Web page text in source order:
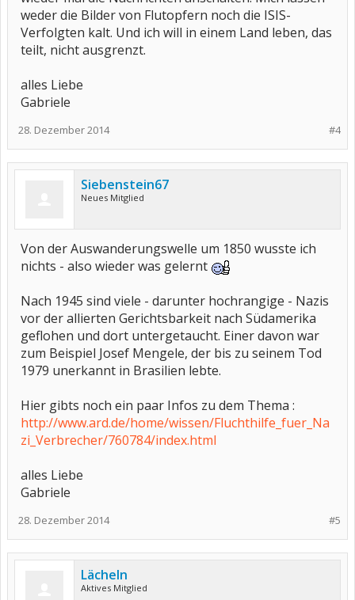
weder die Bilder von Flutopfern noch die ISIS-
Verfolgten kalt. Und ich will in einem Land leben, das
teilt, nicht ausgrenzt.
alles Liebe
Gabriele
#4
28. Dezember 2014
Siebenstein67
Neues Mitglied
Von der Auswanderungswelle um 1850 wusste ich
nichts - also wieder was gelernt
Nach 1945 sind viele - darunter hochrangige - Nazis
vor der allierten Gerichtsbarkeit nach Südamerika
geflohen und dort untergetaucht. Einer davon war
zum Beispiel Josef Mengele, der bis zu seinem Tod
1979 unerkannt in Brasilien lebte.
Hier gibts noch ein paar Infos zu dem Thema :
http://www.ard.de/home/wissen/Fluchthilfe_fuer_Na
zi_Verbrecher/760784/index.html
alles Liebe
Gabriele
#5
28. Dezember 2014
Lächeln
Aktives Mitglied